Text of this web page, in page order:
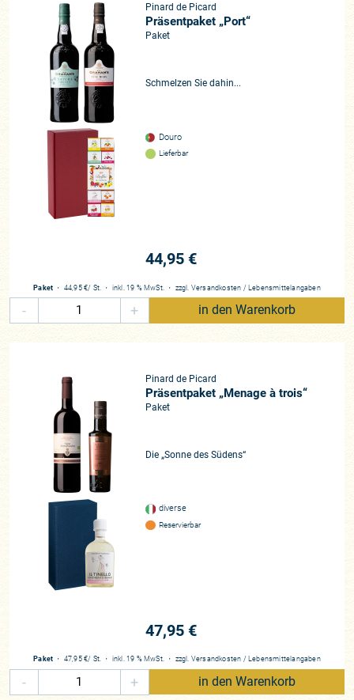
Pinard de Picard
Präsentpaket „Port“
Paket
Schmelzen Sie dahin...
Douro
Lieferbar
44,95 €
Paket ・ 44,95 €/ St. ・ inkl. 19 % MwSt. ・ zzgl. Versandkosten / Lebensmittelangaben
- + in den Warenkorb
Pinard de Picard
Präsentpaket „Menage à trois“
Paket
Die „Sonne des Südens“
diverse
Reservierbar
47,95 €
Paket ・ 47,95 €/ St. ・ inkl. 19 % MwSt.・ zzgl. Versandkosten / Lebensmittelangaben
- + in den Warenkorb